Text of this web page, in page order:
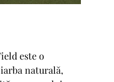
este o
naturală,